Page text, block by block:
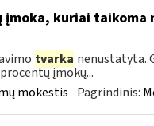
kuriai taikoma
tvarka nenustatyta.
įmokų...
mokestis Pagrindinis: